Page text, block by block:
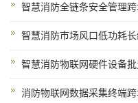
智慧消防全链条安全管理
智慧消防市场风口低功耗
智慧消防物联网硬件设备
消防物联网数据采集终端